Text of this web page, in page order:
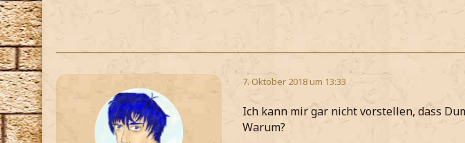
7. Oktober 2018 um 13:33
Ich kann mir gar nicht vorstellen, dass
Warum?